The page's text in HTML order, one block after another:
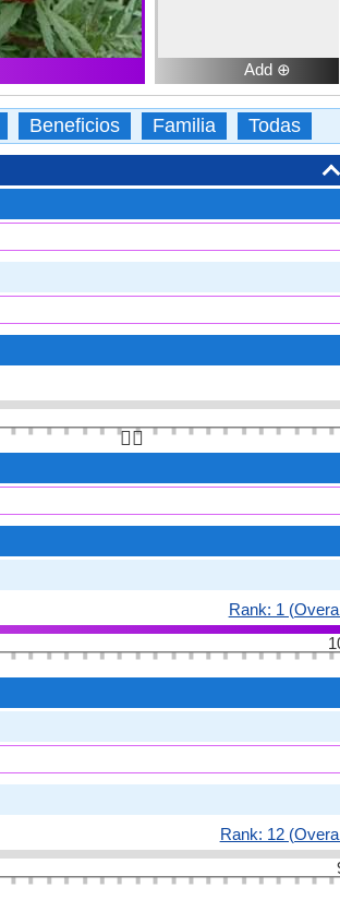
Add ⊕
Beneficios Familia Todas
👆🏻
Rank: 1
Rank: 12